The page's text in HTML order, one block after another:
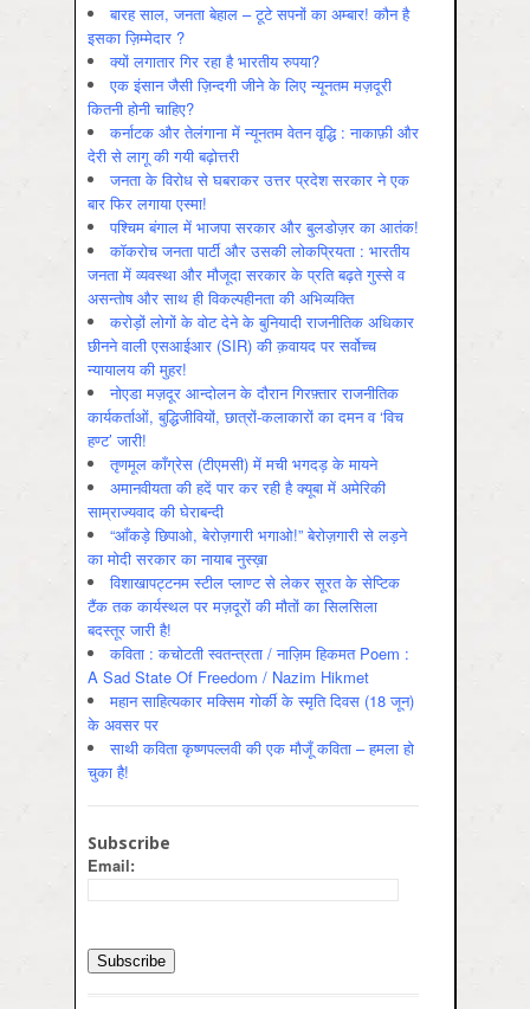
बारह साल, जनता बेहाल – टूटे सपनों का अम्बार! कौन है
इसका ज़िम्मेदार ?
क्यों लगातार गिर रहा है भारतीय रुपया?
एक इंसान जैसी ज़िन्दगी जीने के लिए न्यूनतम मज़दूरी
कितनी होनी चाहिए?
कर्नाटक और तेलंगाना में न्यूनतम वेतन वृद्धि : नाकाफ़ी और
देरी से लागू की गयी बढ़ोत्तरी
जनता के विरोध से घबराकर उत्तर प्रदेश सरकार ने एक
बार फिर लगाया एस्मा!
पश्चिम बंगाल में भाजपा सरकार और बुलडोज़र का आतंक!
कॉकरोच जनता पार्टी और उसकी लोकप्रियता : भारतीय
जनता में व्‍यवस्‍था और मौजूदा सरकार के प्रति बढ़ते गुस्‍से व
असन्‍तोष और साथ ही विकल्‍पहीनता की अभिव्‍यक्ति
करोड़ों लोगों के वोट देने के बुनियादी राजनीतिक अधिकार
छीनने वाली एसआईआर (SIR) की क़वायद पर सर्वोच्च
न्यायालय की मुहर!
नोएडा मज़दूर आन्दोलन के दौरान गिरफ़्तार राजनीतिक
कार्यकर्ताओं, बुद्धिजीवियों, छात्रों-कलाकारों का दमन व ‘विच
हण्ट’ जारी!
तृणमूल काँग्रेस (टीएमसी) में मची भगदड़ के मायने
अमानवीयता की हदें पार कर रही है क्यूबा में अमेरिकी
साम्राज्यवाद की घेराबन्दी
“आँकड़े छिपाओ, बेरोज़गारी भगाओ!” बेरोज़गारी से लड़ने
का मोदी सरकार का नायाब नुस्ख़ा
विशाखापट्टनम स्टील प्लाण्ट से लेकर सूरत के सेप्टिक
टैंक तक कार्यस्थल पर मज़दूरों की मौतों का सिलसिला
बदस्तूर जारी है!
कविता : कचोटती स्वतन्त्रता / नाज़िम हिकमत Poem :
A Sad State Of Freedom / Nazim Hikmet
महान साहित्यकार मक्सिम गोर्की के स्मृति दिवस (18 जून)
के अवसर पर
साथी कविता कृष्णपल्लवी की एक मौजूँ कविता – हमला हो
चुका है!
Subscribe
Email: